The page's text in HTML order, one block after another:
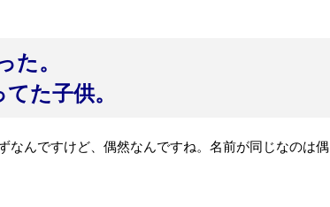
た。
た子供。
なんですけど、偶然なんですね。名前が同じなのは偶